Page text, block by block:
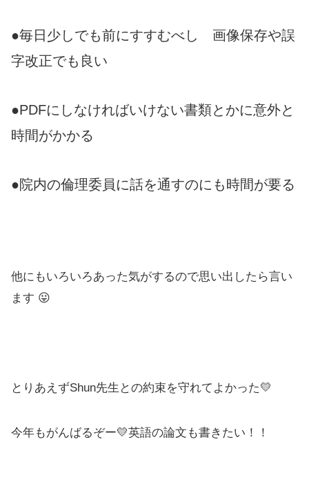
●毎日少しでも前にすすむべし 画像保存や誤
字改正でも良い
●PDFにしなければいけない書類とかに意外と
時間がかかる
●院内の倫理委員に話を通すのにも時間が要る
他にもいろいろあった気がするので思い出したら言い
ます 😛
とりあえずShun先生との約束を守れてよかった💛
今年もがんばるぞー💛英語の論文も書きたい！！